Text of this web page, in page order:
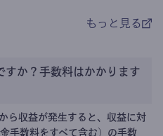
もっと見る
すか？手数料はかかります
ら収益が発生すると、収益に対
手数料をすべて含む）の手数